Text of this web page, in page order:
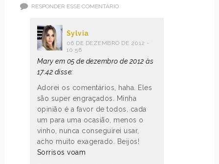
RESPONDER ESSE COMENTÁRIO
Sylvia
06 DE DEZEMBRO DE 2012 -
10:56
Mary em 05 de dezembro de 2012 às
17:42 disse:
Adorei os comentários, haha. Eles
são super engraçados. Minha
opinião é a favor de todos, cada
um para uma ocasião, menos o
vinho, nunca conseguirei usar,
acho muito exagerado. Beijos!
Sorrisos voam